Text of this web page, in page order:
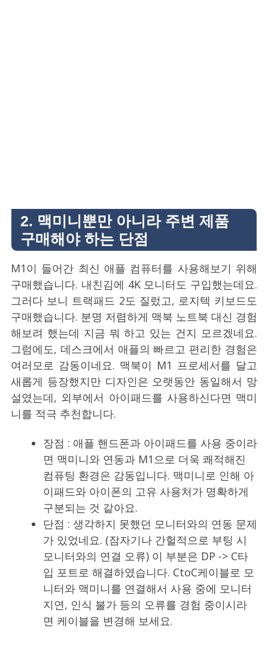
2. 맥미니뿐만 아니라 주변 제품
구매해야 하는 단점
M1이 들어간 최신 애플 컴퓨터를 사용해보기 위해
구매했습니다. 내친김에 4K 모니터도 구입했는데요.
그러다 보니 트랙패드 2도 질렀고, 로지텍 키보드도
구매했습니다. 분명 저렴하게 맥북 노트북 대신 경험
해보려 했는데 지금 뭐 하고 있는 건지 모르겠네요.
그럼에도, 데스크에서 애플의 빠르고 편리한 경험은
여러모로 감동이네요. 맥북이 M1 프로세서를 달고
새롭게 등장했지만 디자인은 오랫동안 동일해서 망
설였는데, 외부에서 아이패드를 사용하신다면 맥미
니를 적극 추천합니다.
장점 : 애플 핸드폰과 아이패드를 사용 중이라
면 맥미니와 연동과 M1으로 더욱 쾌적해진
컴퓨팅 환경은 감동입니다. 맥미니로 인해 아
이패드와 아이폰의 고유 사용처가 명확하게
구분되는 것 같아요.
단점 : 생각하지 못했던 모니터와의 연동 문제
가 있었네요. (잠자기나 간헐적으로 부팅 시
모니터와의 연결 오류) 이 부분은 DP -> C타
입 포트로 해결하였습니다. CtoC케이블로 모
니터와 맥미니를 연결해서 사용 중에 모니터
지연, 인식 불가 등의 오류를 경험 중이시라
면 케이블을 변경해 보세요.